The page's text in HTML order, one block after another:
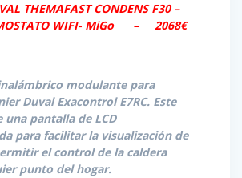
THEMAFAST CONDENS F30 –
WIFI- MiGo – 2068€
modulante para
Duval Exacontrol E7RC. Este
pantalla de LCD
para facilitar la visualización de
el control de la caldera
punto del hogar.